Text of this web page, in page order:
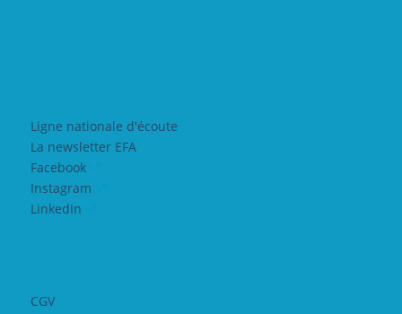
Ligne nationale d'écoute
La newsletter EFA
Facebook
Instagram
LinkedIn
CGV